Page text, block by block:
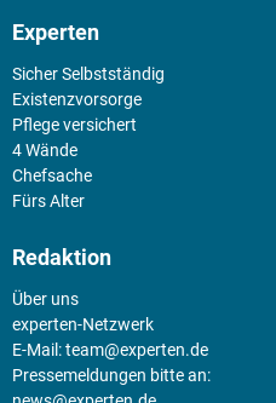
Experten
Sicher Selbstständig
Existenz­vorsorge
Pflege versichert
4 Wände
Chefsache
Fürs Alter
Redaktion
Über uns
experten-Netzwerk
E-Mail:team@experten.de
Pressemeldungen bitte an: